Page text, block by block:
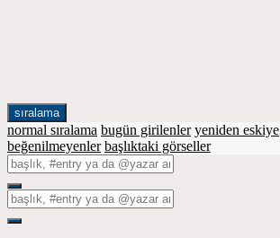
sıralama
normal sıralama bugün girilenler yeniden eskiye
beğenilmeyenler başlıktaki görseller